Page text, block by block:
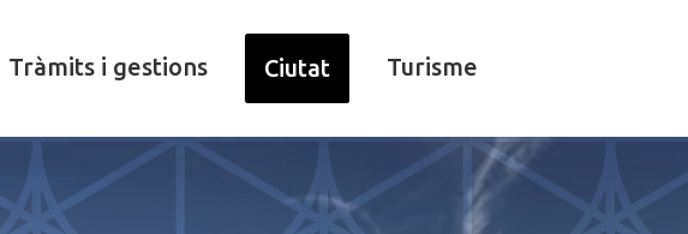
Tràmits i gestions Ciutat Turisme